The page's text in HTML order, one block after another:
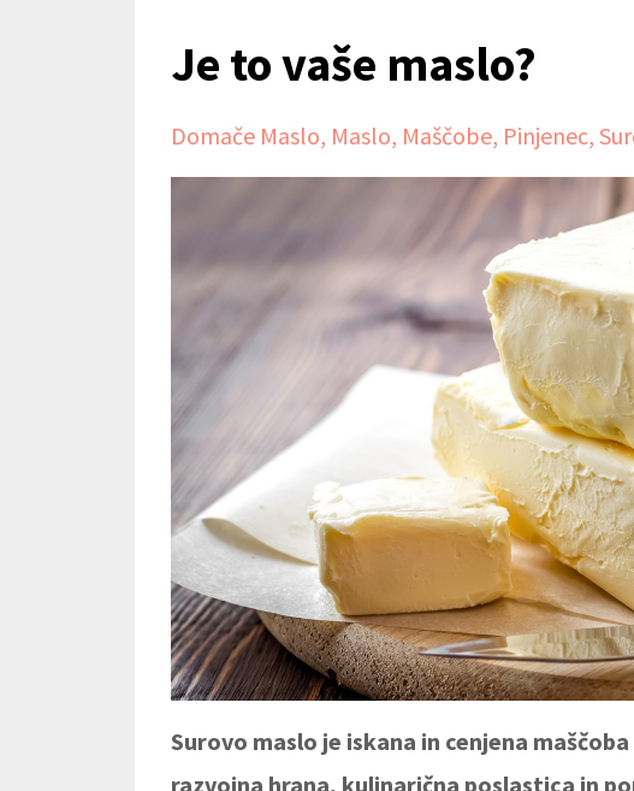
Je to vaše maslo?
Domače Maslo Maslo Maščobe Pinjenec
Surovo maslo je iskana in cenjena
razvojna hrana, kulinarična poslastica in